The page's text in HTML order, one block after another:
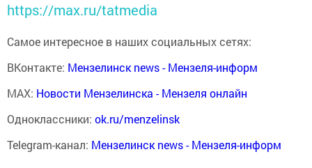
https://max.ru/tatmedia
Самое интересное в наших социальных сетях:
ВКонтакте: Мензелинск news - Мензеля-информ
MAX: Новости Мензелинска - Мензеля онлайн
Одноклассники: ok.ru/menzelinsk
Telegram-канал: Мензелинск news - Мензеля-информ